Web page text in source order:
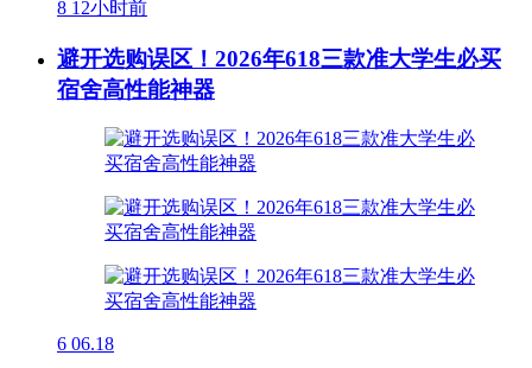
8 12小时前
避开选购误区！2026年618三款准大学生必买
宿舍高性能神器
6 06.18